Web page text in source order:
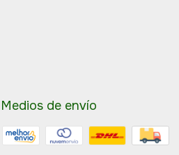
Medios de envío